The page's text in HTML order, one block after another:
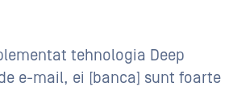
tehnologia Deep
e-mail, ei [banca] sunt foarte